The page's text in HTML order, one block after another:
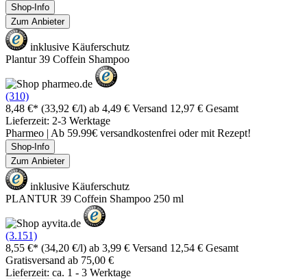
Shop-Info
Zum Anbieter
inklusive Käuferschutz
Plantur 39 Coffein Shampoo
(310)
8,48 €* (33,92 €/l) ab 4,49 € Versand 12,97 € Gesamt
Lieferzeit: 2-3 Werktage
Pharmeo | Ab 59.99€ versandkostenfrei oder mit Rezept!
Shop-Info
Zum Anbieter
inklusive Käuferschutz
PLANTUR 39 Coffein Shampoo 250 ml
(3.151)
8,55 €* (34,20 €/l) ab 3,99 € Versand 12,54 € Gesamt
Gratisversand ab 75,00 €
Lieferzeit: ca. 1 - 3 Werktage